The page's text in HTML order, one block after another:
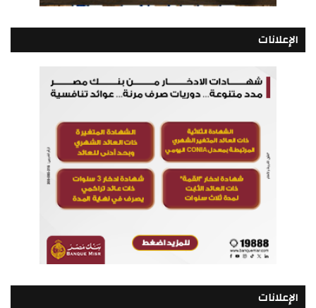
الإعلانات
الإعلانات